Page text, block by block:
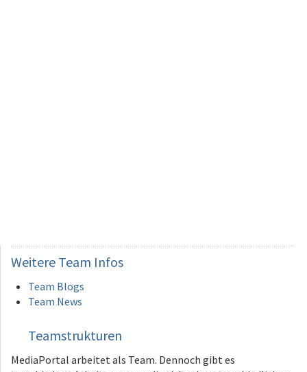
Weitere Team Infos
Team Blogs
Team News
Teamstrukturen
MediaPortal arbeitet als Team. Dennoch gibt es